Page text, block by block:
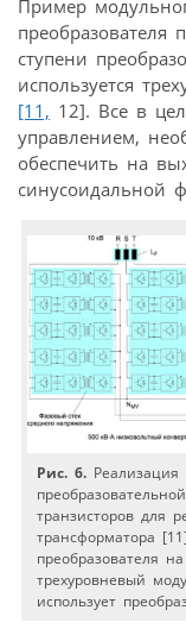
Пример
преобразователя
ступени
используется
[11, 12]. Все в
управлением,
обеспечить на
синусоидальной
Рис. 6.
транзисторов для
трансформатора
преобразователя
трехуровневый
использует